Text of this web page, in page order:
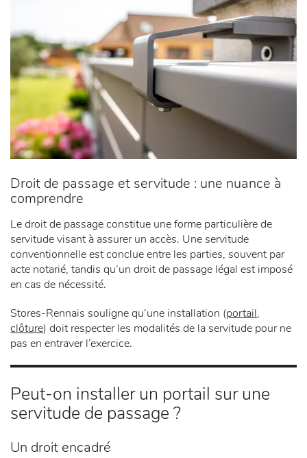
Droit de passage et servitude : une nuance à
comprendre
Le droit de passage constitue une forme particulière de
servitude visant à assurer un accès. Une servitude
conventionnelle est conclue entre les parties, souvent par
acte notarié, tandis qu’un droit de passage légal est imposé
en cas de nécessité.
Stores-Rennais souligne qu’une installation (portail,
clôture) doit respecter les modalités de la servitude pour ne
pas en entraver l’exercice.
Peut-on installer un portail sur une
servitude de passage ?
Un droit encadré